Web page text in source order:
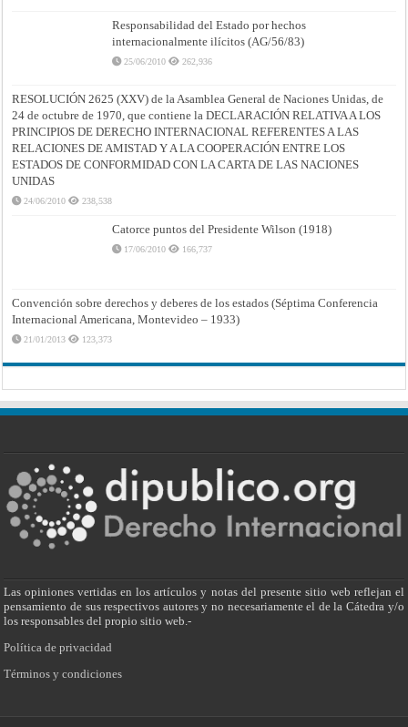
Responsabilidad del Estado por hechos
internacionalmente ilícitos (AG/56/83)
25/06/2010 262,936
RESOLUCIÓN 2625 (XXV) de la Asamblea General de Naciones Unidas, de
24 de octubre de 1970, que contiene la DECLARACIÓN RELATIVA A LOS
PRINCIPIOS DE DERECHO INTERNACIONAL REFERENTES A LAS
RELACIONES DE AMISTAD Y A LA COOPERACIÓN ENTRE LOS
ESTADOS DE CONFORMIDAD CON LA CARTA DE LAS NACIONES
UNIDAS
24/06/2010 238,538
Catorce puntos del Presidente Wilson (1918)
17/06/2010 166,737
Convención sobre derechos y deberes de los estados (Séptima Conferencia
Internacional Americana, Montevideo – 1933)
21/01/2013 123,373
Las opiniones vertidas en los artículos y notas del presente sitio web reflejan el
pensamiento de sus respectivos autores y no necesariamente el de la Cátedra y/o
los responsables del propio sitio web.-
Política de privacidad
Términos y condiciones